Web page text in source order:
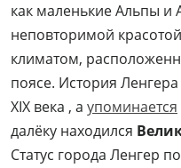
как маленькие Альпы и
неповторимой
климатом,
поясе. История
XIX века , а упоминается
далёку находился
Статус города Ленгер